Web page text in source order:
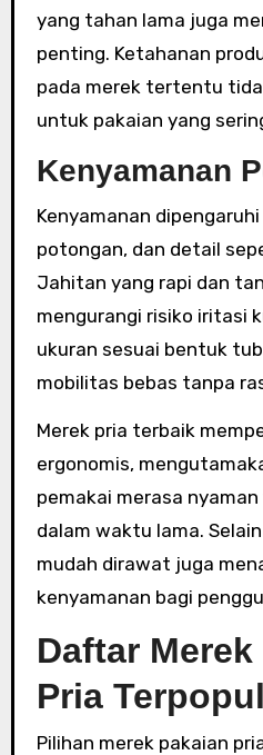
yang tahan lama juga
penting. Ketahanan
pada merek tertentu
untuk pakaian yang
Kenyamanan
Kenyamanan
potongan, dan detail
Jahitan yang rapi dan
mengurangi risiko iritasi
ukuran sesuai bentuk
mobilitas bebas tanpa
Merek pria terbaik
ergonomis,
pemakai merasa
dalam waktu lama.
mudah dirawat juga
kenyamanan bagi
Daftar Merek
Pria
Pilihan merek pakaian